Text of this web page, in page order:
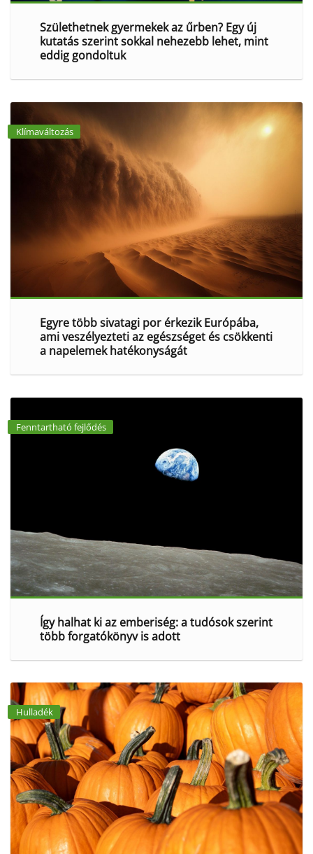
Születhetnek gyermekek az űrben? Egy új
kutatás szerint sokkal nehezebb lehet, mint
eddig gondoltuk
Klímaváltozás
Egyre több sivatagi por érkezik Európába,
ami veszélyezteti az egészséget és csökkenti
a napelemek hatékonyságát
Fenntartható fejlődés
Így halhat ki az emberiség: a tudósok szerint
több forgatókönyv is adott
Hulladék